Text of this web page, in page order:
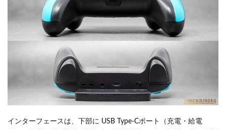
インターフェースは、下部に USB Type-Cポート（充電・給電